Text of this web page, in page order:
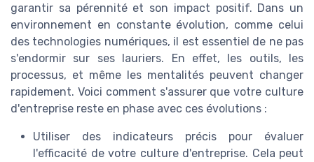
garantir sa pérennité et son impact positif. Dans un
environnement en constante évolution, comme celui
des technologies numériques, il est essentiel de ne pas
s'endormir sur ses lauriers. En effet, les outils, les
processus, et même les mentalités peuvent changer
rapidement. Voici comment s'assurer que votre culture
d'entreprise reste en phase avec ces évolutions :
Utiliser des indicateurs précis pour évaluer
l'efficacité de votre culture d'entreprise. Cela peut